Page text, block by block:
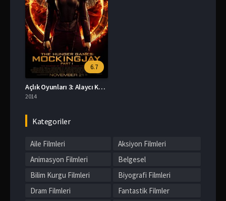
6.7
Açlık Oyunları 3: Alaycı Kuş – Bölüm 1 izle
2014
Kategoriler
Aile Filmleri
Aksiyon Filmleri
Animasyon Filmleri
Belgesel
Bilim Kurgu Filmleri
Biyografi Filmleri
Dram Filmleri
Fantastik Filmler